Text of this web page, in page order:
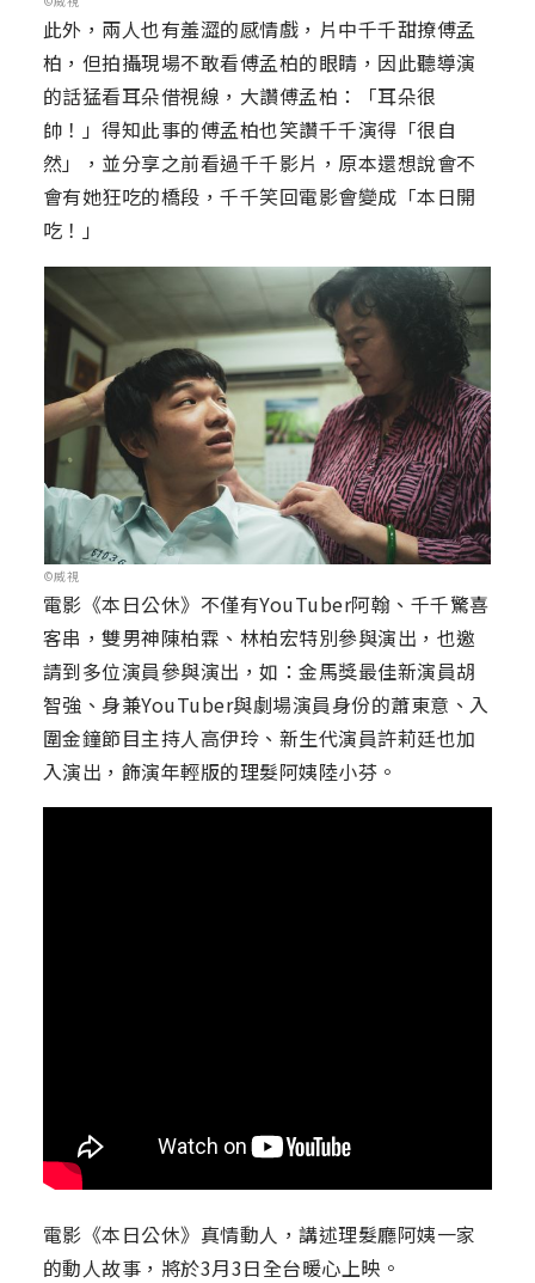
此外，兩人也有羞澀的感情戲，片中千千甜撩傅孟
柏，但拍攝現場不敢看傅孟柏的眼睛，因此聽導演
的話猛看耳朵借視線，大讚傅孟柏：「耳朵很
帥！」得知此事的傅孟柏也笑讚千千演得「很自
然」，並分享之前看過千千影片，原本還想說會不
會有她狂吃的橋段，千千笑回電影會變成「本日開
吃！」
©威視
電影《本日公休》不僅有YouTuber阿翰、千千驚喜
客串，雙男神陳柏霖、林柏宏特別參與演出，也邀
請到多位演員參與演出，如：金馬獎最佳新演員胡
智強、身兼YouTuber與劇場演員身份的蕭東意、入
圍金鐘節目主持人高伊玲、新生代演員許莉廷也加
入演出，飾演年輕版的理髮阿姨陸小芬。
電影《本日公休》真情動人，講述理髮廳阿姨一家
的動人故事，將於3月3日全台暖心上映。